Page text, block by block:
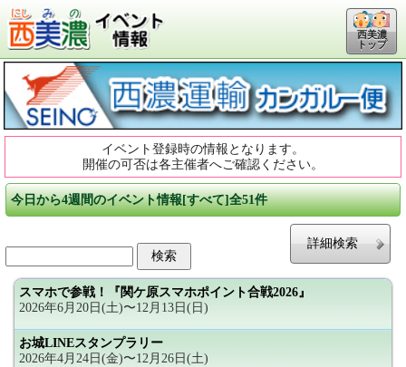
西美濃
トップ
イベント登録時の情報となります。
開催の可否は各主催者へご確認ください。
今日から4週間のイベント情報[すべて]全51件
詳細検索
スマホで参戦！『関ケ原スマホポイント合戦2026』
2026年6月20日(土)〜12月13日(日)
お城LINEスタンプラリー
2026年4月24日(金)〜12月26日(土)